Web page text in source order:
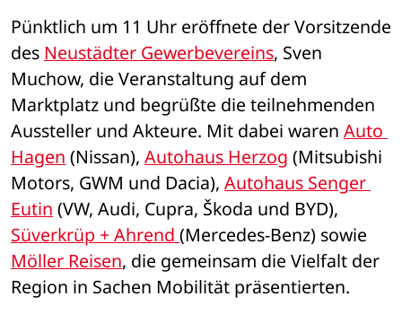
Pünktlich um 11 Uhr eröffnete der Vorsitzende
des Neustädter Gewerbevereins, Sven
Muchow, die Veranstaltung auf dem
Marktplatz und begrüßte die teilnehmenden
Aussteller und Akteure. Mit dabei waren Auto
Hagen (Nissan), Autohaus Herzog (Mitsubishi
Motors, GWM und Dacia), Autohaus Senger
Eutin
Süverkrüp + Ahrend
Möller Reisen, die gemeinsam die Vielfalt der
Region in Sachen Mobilität präsentierten.